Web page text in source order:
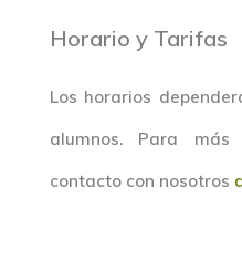
Horario y Tarifas
Los horarios
alumnos. Para más
contacto con nosotros